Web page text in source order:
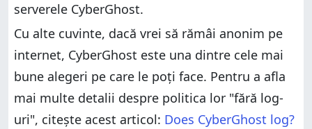
serverele CyberGhost.
Cu alte cuvinte, dacă vrei să rămâi anonim pe
internet, CyberGhost este una dintre cele mai
bune alegeri pe care le poți face. Pentru a afla
mai multe detalii despre politica lor "fără log-
uri", citește acest articol: Does CyberGhost log?